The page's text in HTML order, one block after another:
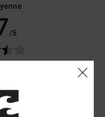
/5
Rapport qualité / prix